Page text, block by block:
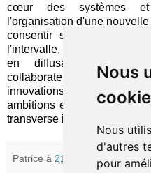
Nous
Nous
d'autres
pour
cœur des systèmes et
l'organisation d'une
consentir seront lourds et
l'intervalle, les « labs »
en diffusant de
collaborateurs et, à
innovations. Il faudra
ambitions et, surtout,
transverse indispensable
Patrice à 21:52